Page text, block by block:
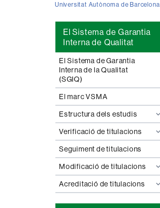
Universitat Autònoma de Barcelona
El Sistema de Garantia
Interna de Qualitat
El Sistema de Garantia
Interna de la Qualitat
(SGIQ)
El marc VSMA
Estructura dels estudis
Verificació de titulacions
Seguiment de titulacions
Modificació de titulacions
Acreditació de titulacions